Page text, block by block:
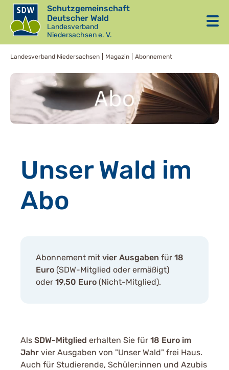
Schutzgemeinschaft
Deutscher Wald
Landesverband
Niedersachsen e. V.
Landesverband Niedersachsen Magazin Abonnement
Unser Wald im
Abo
Abonnement mit vier Ausgaben für 18
Euro (SDW-Mitglied oder ermäßigt)
oder 19,50 Euro (Nicht-Mitglied).
Als SDW-Mitglied erhalten Sie für 18 Euro im
Jahr vier Ausgaben von "Unser Wald" frei Haus.
Auch für Studierende, Schüler:innen und Azubis